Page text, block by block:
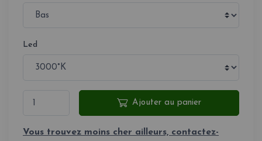
Led
Ajouter au panier
Vous trouvez moins cher ailleurs, contactez-